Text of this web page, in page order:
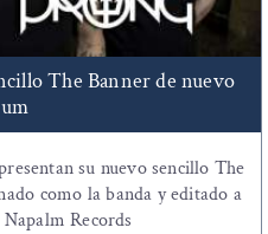
The Banner de nuevo
su nuevo sencillo The
como la banda y editado a
Records